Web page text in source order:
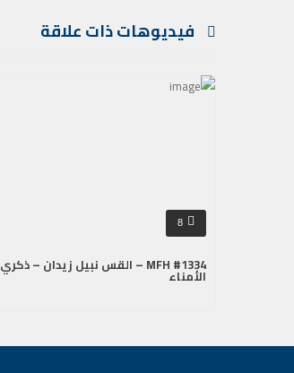
فيديوهات ذات علاقة
8
MFH #1334 – القس نبيل زيدان – ذكري
الأمناء